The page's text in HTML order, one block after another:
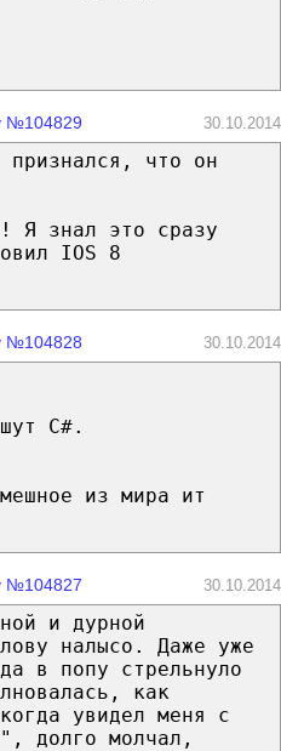
№104829 30.10.2014
что он
Я знал это сразу
IOS 8
№104828 30.10.2014
С#.
из мира ит
№104827 30.10.2014
и дурной
налысо. Даже уже
в попу стрельнуло
как
увидел меня с
долго молчал,